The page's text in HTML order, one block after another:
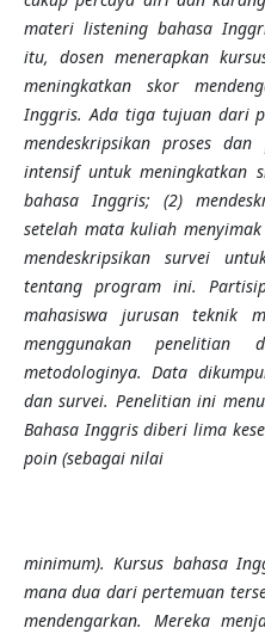
materi listening bahasa
itu, dosen menerapkan
meningkatkan skor
Inggris. Ada tiga tujuan dari
mendeskripsikan proses dan
intensif untuk meningkatkan
bahasa Inggris; (2)
setelah mata kuliah
mendeskripsikan survei
tentang program ini.
mahasiswa jurusan teknik
menggunakan penelitian
metodologinya. Data
dan survei. Penelitian ini
Bahasa Inggris diberi lima
poin (sebagai nilai
minimum). Kursus bahasa
mana dua dari pertemuan
mendengarkan. Mereka